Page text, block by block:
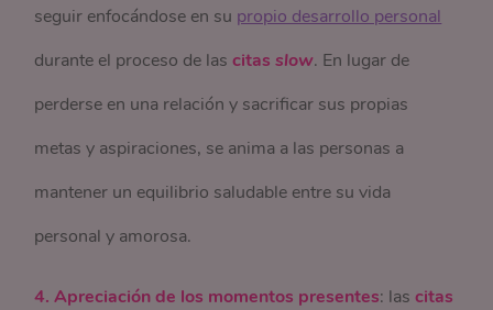
seguir enfocándose en su propio desarrollo personal
durante el proceso de lascitasslow. En lugar de
perderse en una relación y sacrificar sus propias
metas y aspiraciones, se anima a las personas a
mantener un equilibrio saludable entre su vida
personal y amorosa.
4. Apreciación de los momentos presentes: lascitas